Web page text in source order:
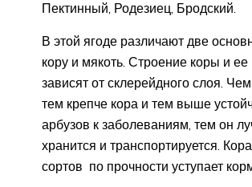
Пектинный, Родезиец, Бродский.
В этой ягоде различают две
кору и мякоть. Строение коры и ее
зависят от склерейдного слоя.
тем крепче кора и тем выше
арбузов к заболеваниям, тем он
хранится и транспортируется.
сортов по прочности уступает